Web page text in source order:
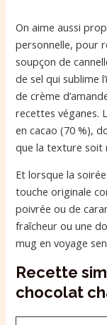
On aime aussi
personnelle, pour
soupçon de
de sel qui sublime
de crème
recettes véganes.
en cacao (70 %),
que la texture soit
Et lorsque la
touche originale
poivrée ou de
fraîcheur ou une
mug en voyage
Recette
chocolat